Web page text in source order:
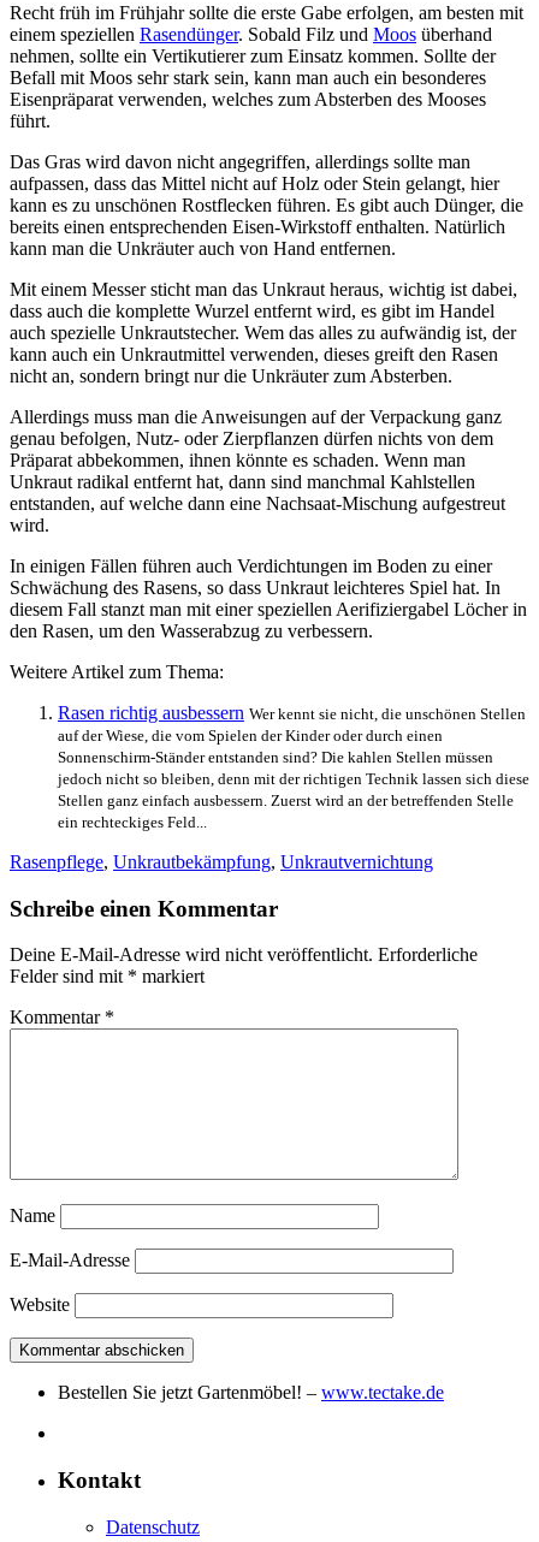
Recht früh im Frühjahr sollte die erste Gabe erfolgen, am besten mit
einem speziellen Rasendünger. Sobald Filz und Moos überhand
nehmen, sollte ein Vertikutierer zum Einsatz kommen. Sollte der
Befall mit Moos sehr stark sein, kann man auch ein besonderes
Eisenpräparat verwenden, welches zum Absterben des Mooses
führt.
Das Gras wird davon nicht angegriffen, allerdings sollte man
aufpassen, dass das Mittel nicht auf Holz oder Stein gelangt, hier
kann es zu unschönen Rostflecken führen. Es gibt auch Dünger, die
bereits einen entsprechenden Eisen-Wirkstoff enthalten. Natürlich
kann man die Unkräuter auch von Hand entfernen.
Mit einem Messer sticht man das Unkraut heraus, wichtig ist dabei,
dass auch die komplette Wurzel entfernt wird, es gibt im Handel
auch spezielle Unkrautstecher. Wem das alles zu aufwändig ist, der
kann auch ein Unkrautmittel verwenden, dieses greift den Rasen
nicht an, sondern bringt nur die Unkräuter zum Absterben.
Allerdings muss man die Anweisungen auf der Verpackung ganz
genau befolgen, Nutz- oder Zierpflanzen dürfen nichts von dem
Präparat abbekommen, ihnen könnte es schaden. Wenn man
Unkraut radikal entfernt hat, dann sind manchmal Kahlstellen
entstanden, auf welche dann eine Nachsaat-Mischung aufgestreut
wird.
In einigen Fällen führen auch Verdichtungen im Boden zu einer
Schwächung des Rasens, so dass Unkraut leichteres Spiel hat. In
diesem Fall stanzt man mit einer speziellen Aerifiziergabel Löcher in
den Rasen, um den Wasserabzug zu verbessern.
Weitere Artikel zum Thema:
Rasen richtig ausbessern Wer kennt sie nicht, die unschönen Stellen
auf der Wiese, die vom Spielen der Kinder oder durch einen
Sonnenschirm-Ständer entstanden sind? Die kahlen Stellen müssen
jedoch nicht so bleiben, denn mit der richtigen Technik lassen sich diese
Stellen ganz einfach ausbessern. Zuerst wird an der betreffenden Stelle
ein rechteckiges Feld...
Rasenpflege, Unkrautbekämpfung, Unkrautvernichtung
Schreibe einen Kommentar
Deine E-Mail-Adresse wird nicht veröffentlicht. Erforderliche
Felder sind mit * markiert
Kommentar *
Name
E-Mail-Adresse
Website
Bestellen Sie jetzt Gartenmöbel! – www.tectake.de
Kontakt
Datenschutz